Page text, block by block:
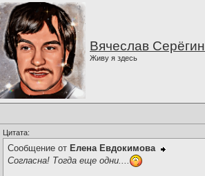
Вячеслав Серёгин
Живу я здесь
Цитата:
Сообщение от Елена Евдокимова
Согласна! Тогда еще одни....